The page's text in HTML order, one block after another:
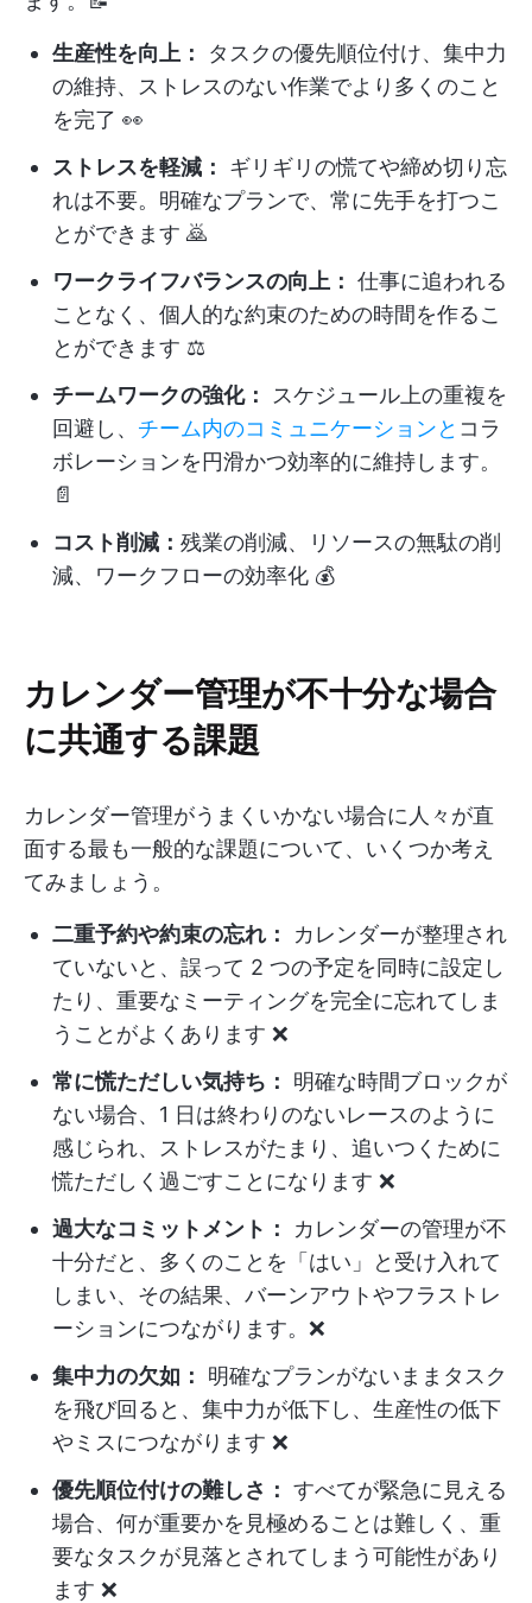
生産性を向上：
タスクの優先順位付け、集中力
の維持、ストレスのない作業でより多くのこと
を完了 👀
ストレスを軽減：
ギリギリの慌てや締め切り忘
れは不要。明確なプランで、常に先手を打つこ
とができます 🙇
ワークライフバランスの向上： 仕事に追われる
ことなく、個人的な約束のための時間を作るこ
とができます ⚖️
チームワークの強化：
スケジュール上の重複を
回避し、 チーム内のコミュニケーションと コラ
ボレーションを円滑かつ効率的に維持します。
📄
コスト削減： 残業の削減、リソースの無駄の削
減、ワークフローの効率化 💰
カレンダー管理が不十分な場合
に共通する課題
カレンダー管理がうまくいかない場合に人々が直
面する最も一般的な課題について、いくつか考え
てみましょう。
二重予約や約束の忘れ：
カレンダーが整理され
ていないと、誤って 2 つの予定を同時に設定し
たり、重要なミーティングを完全に忘れてしま
うことがよくあります ❌
常に慌ただしい気持ち：
明確な時間ブロックが
ない場合、1 日は終わりのないレースのように
感じられ、ストレスがたまり、追いつくために
慌ただしく過ごすことになります ❌
過大なコミットメント：
カレンダーの管理が不
十分だと、多くのことを「はい」と受け入れて
しまい、その結果、バーンアウトやフラストレ
ーションにつながります。❌
集中力の欠如：
明確なプランがないままタスク
を飛び回ると、集中力が低下し、生産性の低下
やミスにつながります ❌
優先順位付けの難しさ： すべてが緊急に見える
場合、何が重要かを見極めることは難しく、重
要なタスクが見落とされてしまう可能性があり
ます ❌